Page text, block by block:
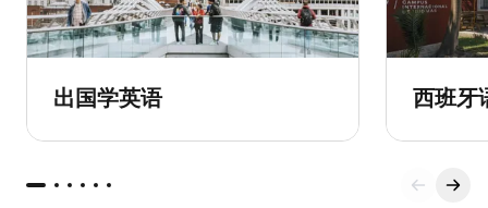
出国学英语 西班牙